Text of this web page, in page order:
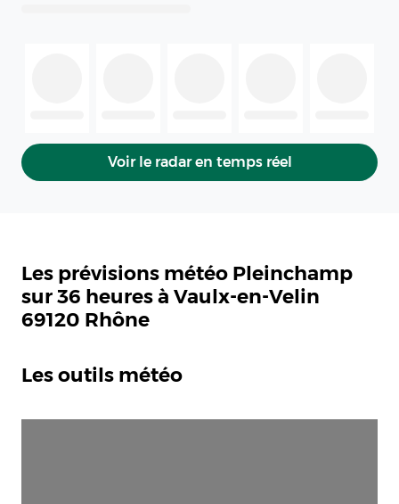
Voir le radar en temps réel
Les prévisions météo Pleinchamp
sur 36 heures à Vaulx-en-Velin
69120 Rhône
Les outils météo